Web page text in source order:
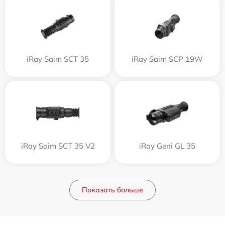
iRay Saim SCT 35 iRay Saim SCP 19W
iRay Saim SCT 35 V2 iRay Geni GL 35
Показать больше